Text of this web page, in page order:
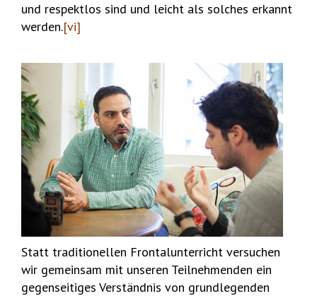
und respektlos sind und leicht als solches erkannt
werden.[vi]
Statt traditionellen Frontalunterricht versuchen
wir gemeinsam mit unseren Teilnehmenden ein
gegenseitiges Verständnis von grundlegenden